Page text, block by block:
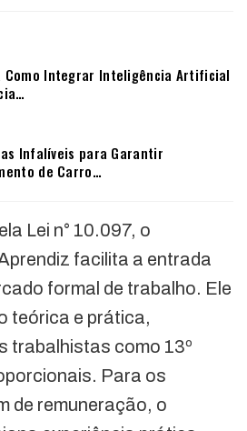
Como Integrar Inteligência Artificial
Infalíveis para Garantir
de Carro…
Lei n° 10.097, o
facilita a entrada
formal de trabalho. Ele
teórica e prática,
trabalhistas como 13º
Para os
de remuneração, o